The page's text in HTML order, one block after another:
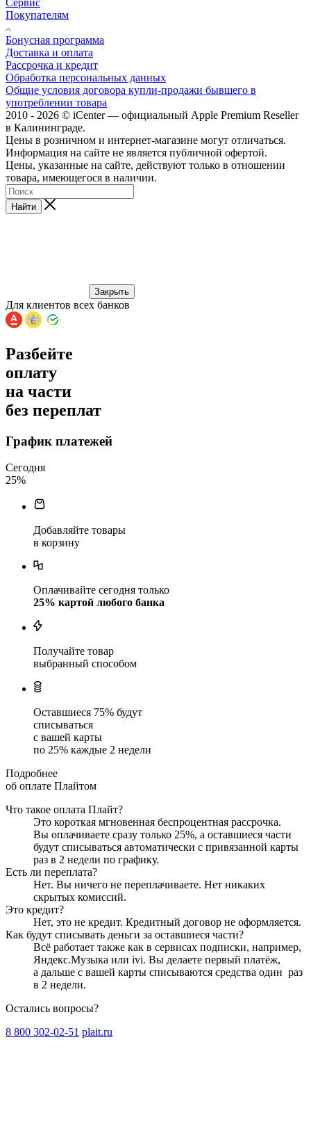
Покупателям
Бонусная программа
Доставка и оплата
Рассрочка и кредит
Обработка персональных данных
Общие условия договора купли-продажи бывшего в
употреблении товара
2010 - 2026 © iCenter — официальный Apple Premium Reseller
в Калининграде.
Цены в розничном и интернет-магазине могут отличаться.
Информация на сайте не является публичной офертой.
Цены, указанные на сайте, действуют только в отношении
товара, имеющегося в наличии.
Найти
Закрыть
Для клиентов всех банков
Разбейте
оплату
на части
без переплат
График платежей
Сегодня
25%
Добавляйте товары
в корзину
Оплачивайте сегодня только
25% картой любого банка
Получайте товар
выбранный способом
Оставшиеся 75% будут
списываться
с вашей карты
по 25% каждые 2 недели
Подробнее
об оплате Плайтом
Что такое оплата Плайт?
Это короткая мгновенная беспроцентная рассрочка.
Вы оплачиваете сразу только 25%, а оставшиеся части
будут списываться автоматически с привязанной карты
раз в 2 недели по графику.
Есть ли переплата?
Нет. Вы ничего не переплачиваете. Нет никаких
скрытых комиссий.
Это кредит?
Нет, это не кредит. Кредитный договор не оформляется.
Как будут списывать деньги за оставшиеся части?
Всё работает также как в сервисах подписки, например,
Яндекс.Музыка или ivi. Вы делаете первый платёж,
а дальше с вашей карты списываются средства один раз
в 2 недели.
Остались вопросы?
8 800 302-02-51 plait.ru